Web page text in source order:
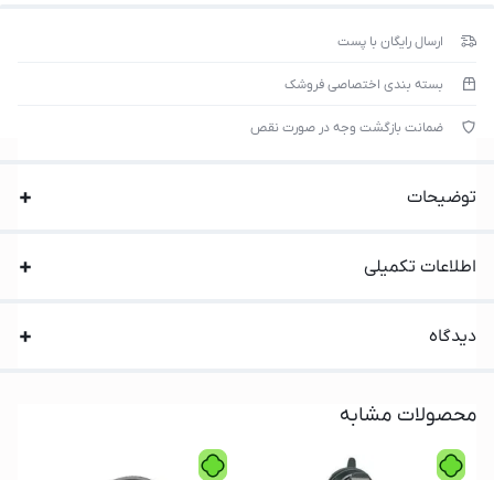
ارسال رایگان با پست
بسته بندی اختصاصی فروشک
ضمانت بازگشت وجه در صورت نقص
توضیحات
اطلاعات تکمیلی
دیدگاه
محصولات مشابه